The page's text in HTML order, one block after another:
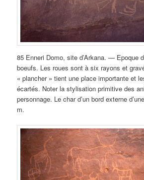
85 Enneri Domo, site d’Arkana. — Epoque
boeufs. Les roues sont à six rayons et
« plancher » tient une place importante et
écartés. Noter la stylisation primitive des
personnage. Le char d’un bord externe
m.